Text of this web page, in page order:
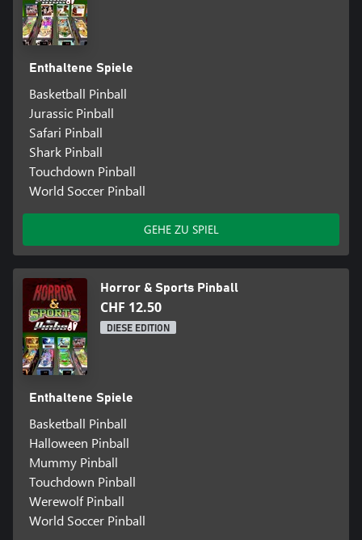
Enthaltene Spiele
Basketball Pinball
Jurassic Pinball
Safari Pinball
Shark Pinball
Touchdown Pinball
World Soccer Pinball
GEHE ZU SPIEL
Horror & Sports Pinball
CHF 12.50
DIESE EDITION
Enthaltene Spiele
Basketball Pinball
Halloween Pinball
Mummy Pinball
Touchdown Pinball
Werewolf Pinball
World Soccer Pinball